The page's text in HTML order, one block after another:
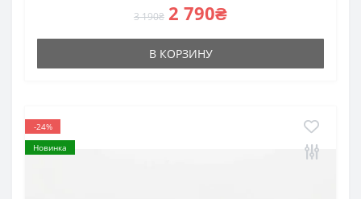
3 190₴ 2 790₴
В КОРЗИНУ
-24%
Новинка